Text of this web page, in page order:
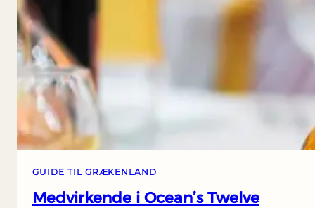
GUIDE TIL GRÆKENLAND
Medvirkende i Ocean’s Twelve